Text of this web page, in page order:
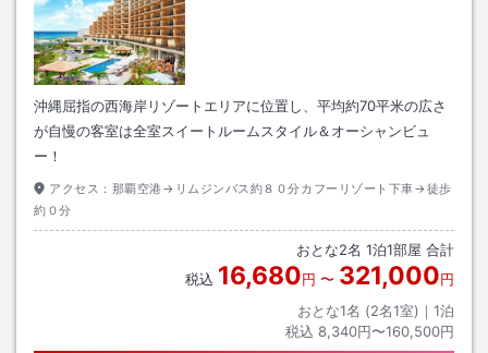
沖縄屈指の西海岸リゾートエリアに位置し、平均約70平米の広さ
が自慢の客室は全室スイートルームスタイル＆オーシャンビュ
ー！
アクセス： 那覇空港→リムジンバス約８０分カフーリゾート下車→徒歩
約０分
おとな2名 1泊1部屋 合計
税込 16,680円 〜 321,000円
おとな1名 (2名1室)｜ 1泊
税込 8,340円〜160,500円